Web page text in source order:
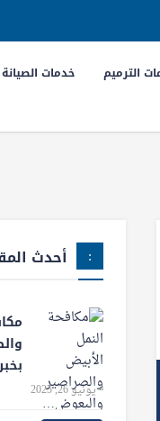
الترميم خدمات الصيانة
أحدث
يونيو 26, 2025